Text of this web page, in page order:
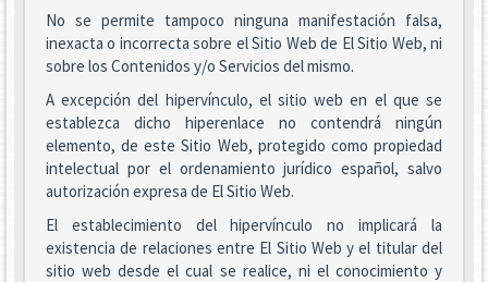
No se permite tampoco ninguna manifestación falsa,
inexacta o incorrecta sobre el Sitio Web de El Sitio Web, ni
sobre los Contenidos y/o Servicios del mismo.
A excepción del hipervínculo, el sitio web en el que se
establezca dicho hiperenlace no contendrá ningún
elemento, de este Sitio Web, protegido como propiedad
intelectual por el ordenamiento jurídico español, salvo
autorización expresa de El Sitio Web.
El establecimiento del hipervínculo no implicará la
existencia de relaciones entre El Sitio Web y el titular del
sitio web desde el cual se realice, ni el conocimiento y